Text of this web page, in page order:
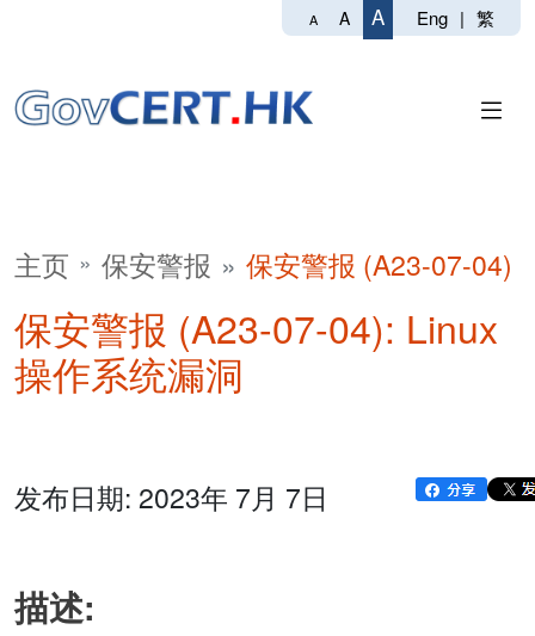
A A A Eng | 繁
主页 保安警报 保安警报 (A23-07-04)
保安警报 (A23-07-04): Linux
操作系统漏洞
发布日期: 2023年 7月 7日
描述: